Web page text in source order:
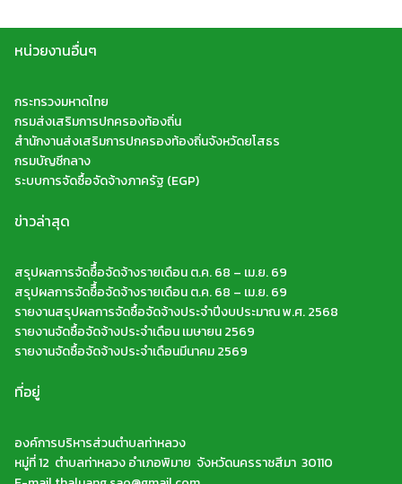
หน่วยงานอื่นๆ
กระทรวงมหาดไทย
กรมส่งเสริมการปกครองท้องถิ่น
สำนักงานส่งเสริมการปกครองท้องถิ่นจังหวัดยโสธร
กรมบัญชีกลาง
ระบบการจัดซื้อจัดจ้างภาครัฐ (EGP)
ข่าวล่าสุด
สรุปผลการจัดซืื้อจัดจ้างรายเดือน ต.ค. 68 – เม.ย. 69
สรุปผลการจัดซืื้อจัดจ้างรายเดือน ต.ค. 68 – เม.ย. 69
รายงานสรุปผลการจัดซื้อจัดจ้างประจำปีงบประมาณ พ.ศ. 2568
รายงานจัดซื้อจัดจ้างประจำเดือน เมษายน 2569
รายงานจัดซื้อจัดจ้างประจำเดือนมีนาคม 2569
ที่อยู่
องค์การบริหารส่วนตำบลท่าหลวง
หมู่ที่ 12 ตำบลท่าหลวง อำเภอพิมาย จังหวัดนครราชสีมา 30110